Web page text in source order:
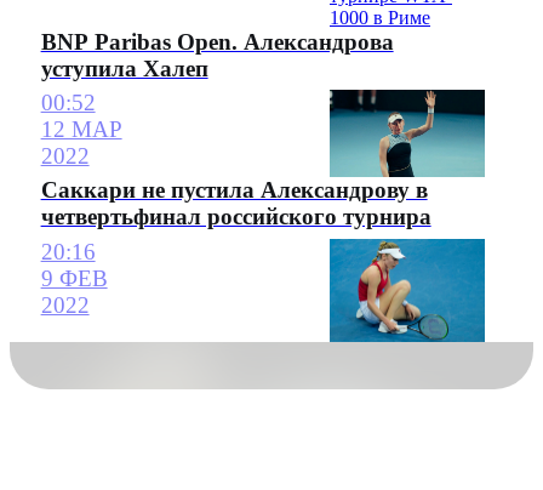
BNP Paribas Open. Александрова
уступила Халеп
00:52
12 МАР
2022
Саккари не пустила Александрову в
четвертьфинал российского турнира
20:16
9 ФЕВ
2022